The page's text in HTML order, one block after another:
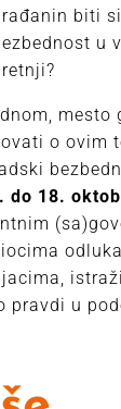
biti
u
mesto
o ovim
do 18.
pravdi u